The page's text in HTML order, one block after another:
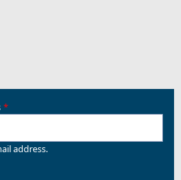
address.